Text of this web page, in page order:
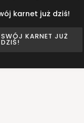
karnet już dziś!
KARNET JUŻ
DZIŚ!